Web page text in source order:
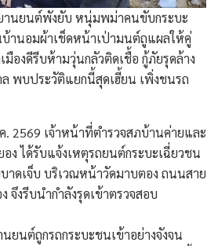
านยนต์พังยับ หนุ่มพม่าคนขับกระบะ
านอมผ้าเช็ดหน้าเป่ามนต์ถูแผลให้คู่
องดีรีบห้ามวุ่นกลัวติดเชื้อ กู้ภัยรุดล้าง
พบประวัติแยกนี้สุดเฮี้ยน เพิ่งชนรถ
2569 เจ้าหน้าที่ตำรวจสภบ้านค่ายและ
ได้รับแจ้งเหตุรถยนต์กระบะเฉี่ยวชน
าดเจ็บ บริเวณหน้าวัดมาบตอง ถนนสาย
จึงรีบนำกำลังรุดเข้าตรวจสอบ
ยนต์ถูกรถกระบะชนเข้าอย่างจังจน